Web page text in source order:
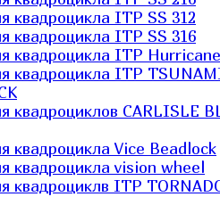
квадроцикла ITP SS 312
квадроцикла ITP SS 316
квадроцикла ITP Hurricane
квадроцикла ITP
квадроциклов CARLISLE
квадроцикла Vice Beadlock
квадроцикла vision wheel
квадроциклв ITP